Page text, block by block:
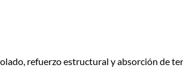
refuerzo estructural y absorción de